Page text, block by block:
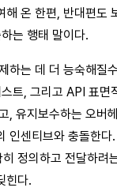
해 온 한편, 반대편도
는 행태 말이다.
하는 데 더 능숙해질
트, 그리고 API 표면
, 유지보수하는 오버
인센티브와 충돌한다
정의하고 전달하려
힌다.